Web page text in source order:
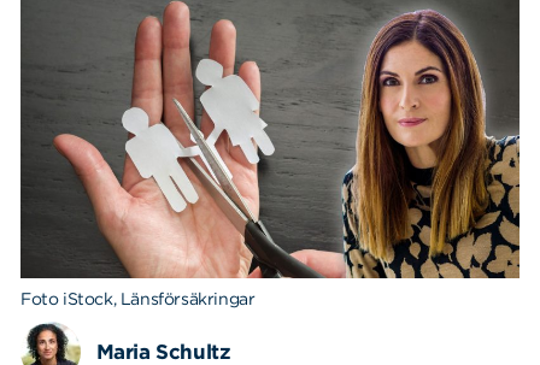
Foto iStock, Länsförsäkringar
Maria Schultz